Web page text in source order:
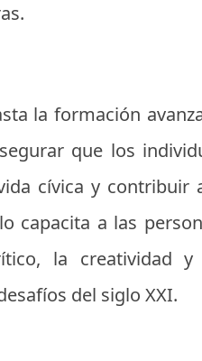
la formación
que los
cívica y contribuir
capacita a las
la creatividad
del siglo XXI.